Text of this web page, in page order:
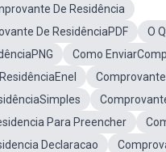
De Residência
De ResidênciaPDF
O
Como
Para Preencher
Declaracao